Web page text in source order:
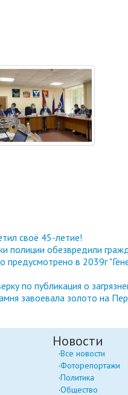
своё 45-летие!
полиции обезвредили
предусмотрено в 2039г
по публикация о
завоевала золото на
Новости
Все новости
Фоторепортажи
Политика
Общество